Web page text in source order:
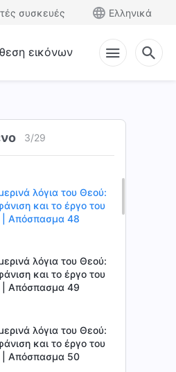
συσκευές Ελληνικά
εικόνων
3/29
λόγια του Θεού:
λόγια του Θεού:
και το έργο του
λόγια του Θεού:
και το έργο του
| Απόσπασμα 48
λόγια του Θεού:
και το έργο του
| Απόσπασμα 49
λόγια του Θεού:
και το έργο του
| Απόσπασμα 50